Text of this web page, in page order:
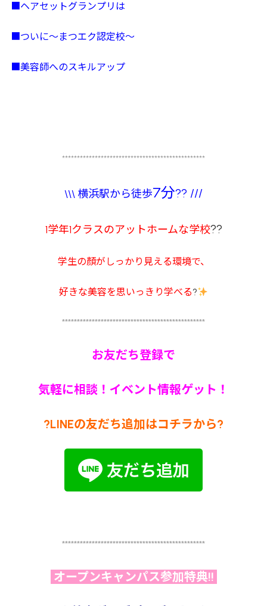
■ヘアセットグランプリは
■ついに～まつエク認定校～
■美容師へのスキルアップ
************************************************
\\\ 横浜駅から徒歩7分?? ///
1学年1クラスのアットホームな学校??
学生の顏がしっかり見える環境で、
好きな美容を思いっきり学べる?
************************************************
お友だち登録で
気軽に相談！イベント情報ゲット！
?LINEの友だち追加はコチラから?
************************************************
オープンキャンパス参加特典!!